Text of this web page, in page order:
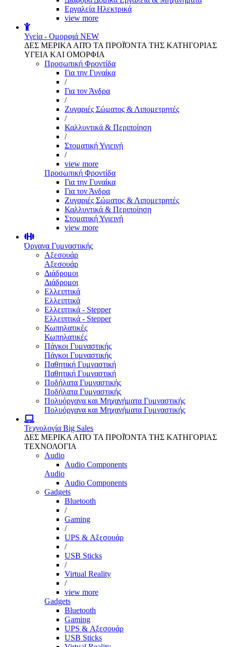
Εργαλεία Ηλεκτρικά
view more
Υγεία - Ομορφιά NEW
ΔΕΣ ΜΕΡΙΚΑ ΑΠΌ ΤΑ ΠΡΟΪΌΝΤΑ ΤΗΣ ΚΑΤΗΓΟΡΙΑΣ
ΥΓΕΙΑ ΚΑΙ ΟΜΟΡΦΙΑ
Προσωπική Φροντίδα
Για την Γυναίκα
/
Για τον Άνδρα
/
Ζυγαριές Σώματος & Λιπομετρητές
/
Καλλυντικά & Περιποίηση
/
Στοματική Υγιεινή
/
view more
Προσωπική Φροντίδα
Για την Γυναίκα
Για τον Άνδρα
Ζυγαριές Σώματος & Λιπομετρητές
Καλλυντικά & Περιποίηση
Στοματική Υγιεινή
view more
Όργανα Γυμναστικής
Αξεσουάρ
Αξεσουάρ
Διάδρομοι
Διάδρομοι
Ελλειπτικά
Ελλειπτικά
Ελλειπτικά - Stepper
Ελλειπτικά - Stepper
Κωπηλατικές
Κωπηλατικές
Πάγκοι Γυμναστικής
Πάγκοι Γυμναστικής
Παθητική Γυμναστική
Παθητική Γυμναστική
Ποδήλατα Γυμναστικής
Ποδήλατα Γυμναστικής
Πολυόργανα και Μηχανήματα Γυμναστικής
Πολυόργανα και Μηχανήματα Γυμναστικής
Τεχνολογία Big Sales
ΔΕΣ ΜΕΡΙΚΑ ΑΠΌ ΤΑ ΠΡΟΪΌΝΤΑ ΤΗΣ ΚΑΤΗΓΟΡΙΑΣ
ΤΕΧΝΟΛΟΓΙΑ
Audio
Audio Components
Audio
Audio Components
Gadgets
Bluetooth
/
Gaming
/
UPS & Αξεσουάρ
/
USB Sticks
/
Virtual Reality
/
view more
Gadgets
Bluetooth
Gaming
UPS & Αξεσουάρ
USB Sticks